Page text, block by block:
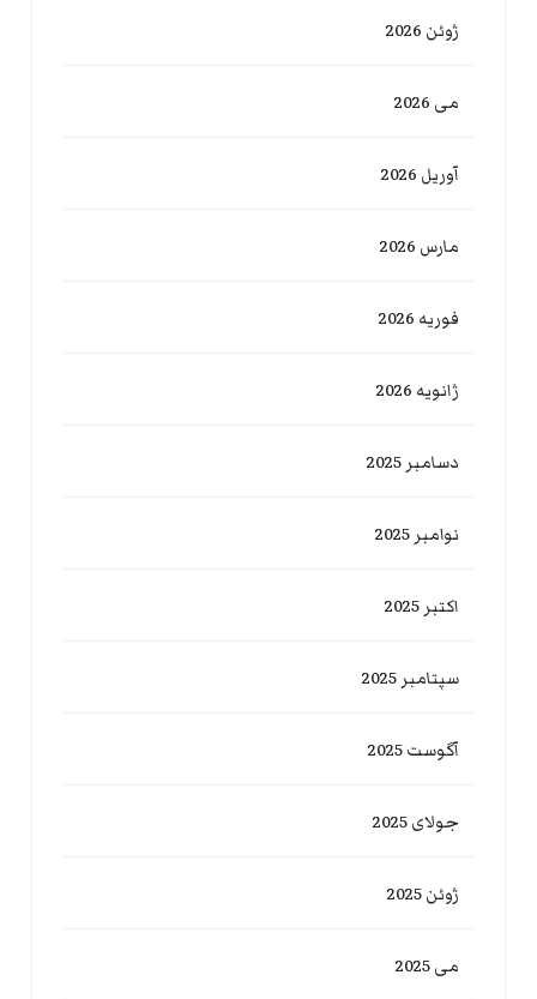
ژوئن 2026
می 2026
آوریل 2026
مارس 2026
فوریه 2026
ژانویه 2026
دسامبر 2025
نوامبر 2025
اکتبر 2025
سپتامبر 2025
آگوست 2025
جولای 2025
ژوئن 2025
می 2025